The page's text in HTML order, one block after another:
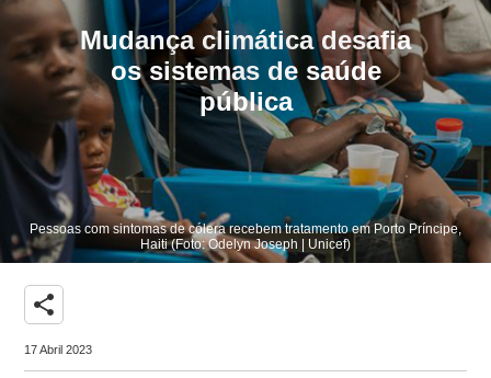
Mudança climática desafia
os sistemas de saúde
pública
Pessoas com sintomas de cólera recebem tratamento em Porto Príncipe,
Haiti (Foto: Odelyn Joseph | Unicef)
share
17 Abril 2023